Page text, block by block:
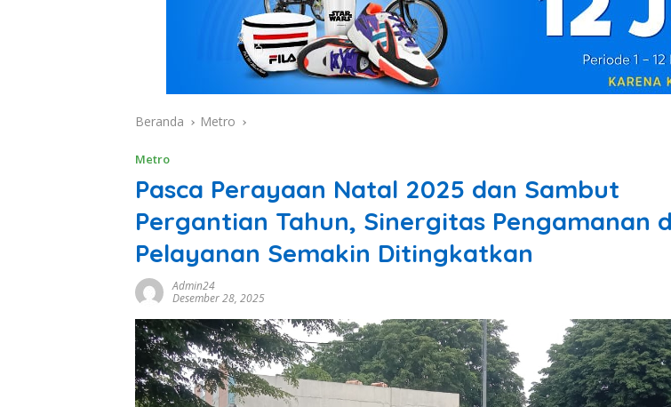
Beranda Metro
Metro
Pasca Perayaan Natal 2025 dan Sambut
Pergantian Tahun, Sinergitas Pengamanan
Pelayanan Semakin Ditingkatkan
Admin24
Desember 28, 2025